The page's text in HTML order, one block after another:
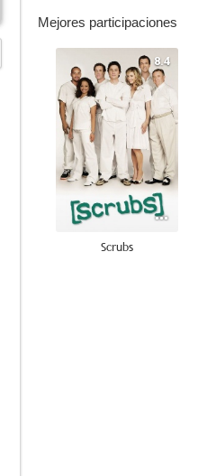
Mejores participaciones
8.4
Scrubs